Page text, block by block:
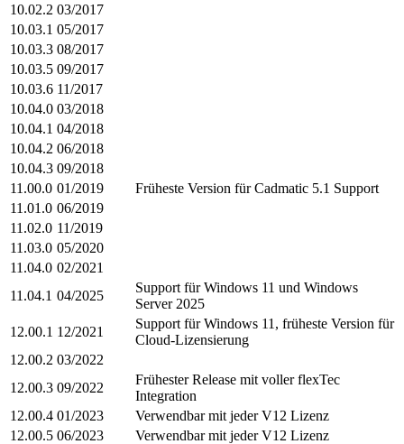
10.02.2 03/2017
10.03.1 05/2017
10.03.3 08/2017
10.03.5 09/2017
10.03.6 11/2017
10.04.0 03/2018
10.04.1 04/2018
10.04.2 06/2018
10.04.3 09/2018
11.00.0 01/2019
Früheste Version für Cadmatic 5.1 Support
11.01.0 06/2019
11.02.0 11/2019
11.03.0 05/2020
11.04.0 02/2021
11.04.1 04/2025
Support für Windows 11 und Windows
Server 2025
12.00.1 12/2021
Support für Windows 11, früheste Version für
Cloud-Lizensierung
12.00.2 03/2022
12.00.3 09/2022
Frühester Release mit voller flexTec
Integration
12.00.4 01/2023
Verwendbar mit jeder V12 Lizenz
12.00.5 06/2023
Verwendbar mit jeder V12 Lizenz